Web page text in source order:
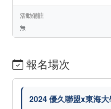
活動備註
無
報名場次
2024 優久聯盟x東海